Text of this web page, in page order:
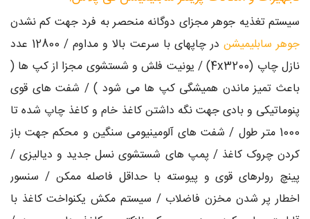
سیستم تغذیه جوهر مجزای دوگانه منحصر به فرد جهت کم نشدن
جوهر سابلیمیشن
در چاپهای با سرعت بالا و مداوم / 12800 عدد
نازل چاپ (4x3200) / یونیت فلش و شستشوی مجزا از کپ ها (
باعث تمیز ماندن همیشگی کپ ها می شود ) / شفت های قوی
پنوماتیکی و بادی جهت نگه داشتن کاغذ خام و کاغذ چاپ شده تا
1000 متر طول / شفت های آلومینیومی سنگین و محکم جهت باز
کردن چروک کاغذ / پمپ های شستشوی نسل جدید و دیالیزی /
پینچ رولرهای قوی و پیوسته با حداقل فاصله ممکن / سنسور
اخطار پر شدن مخزن فاضلاب / سیستم مکش یکنواخت کاغذ با